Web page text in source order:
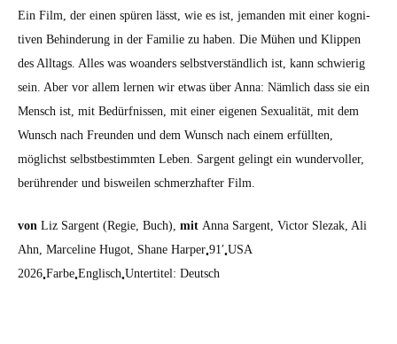
Ein Film, der einen spüren lässt, wie es ist, jeman­den mit ein­er kog­ni­
tiv­en Behin­derung in der Fam­i­lie zu haben. Die Mühen und Klip­pen
des All­t­ags. Alles was woan­ders selb­stver­ständlich ist, kann schwierig
sein. Aber vor allem ler­nen wir etwas über Anna: Näm­lich dass sie ein
Men­sch ist, mit Bedürfnis­sen, mit ein­er eige­nen Sex­u­al­ität, mit dem
Wun­sch nach Fre­un­den und dem Wun­sch nach einem erfüll­ten,
möglichst selb­st­bes­timmten Leben. Sar­gent gelingt ein wun­der­voller,
berühren­der und bisweilen schmerzhafter Film.
von Liz Sar­gent (Regie, Buch), mit Anna Sar­gent, Vic­tor Slezak, Ali
Ahn, Marce­line Hugot, Shane Harp­er•91′•USA
2026•Farbe•Englisch•Unter­ti­tel: Deutsch